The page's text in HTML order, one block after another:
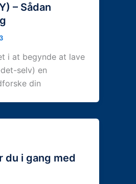
– Sådan
i at begynde at lave
selv) en
din
du i gang med